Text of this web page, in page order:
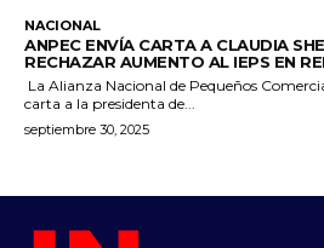
NACIONAL
ANPEC ENVÍA CARTA A CLAUDIA
RECHAZAR AUMENTO AL IEPS EN
La Alianza Nacional de Pequeños
carta a la presidenta de...
septiembre 30, 2025